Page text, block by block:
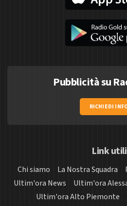
Pubblicità su
RICHIEDI
Link utili
Chi siamo La Nostra Squadra
Ultim'ora News
Ultim'ora
Ultim'ora Alto Piemonte